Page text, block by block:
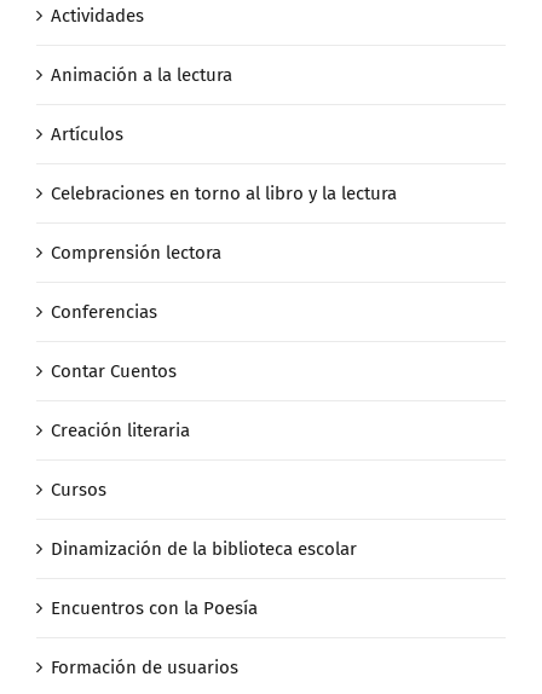
Actividades
Animación a la lectura
Artículos
Celebraciones en torno al libro y la lectura
Comprensión lectora
Conferencias
Contar Cuentos
Creación literaria
Cursos
Dinamización de la biblioteca escolar
Encuentros con la Poesía
Formación de usuarios